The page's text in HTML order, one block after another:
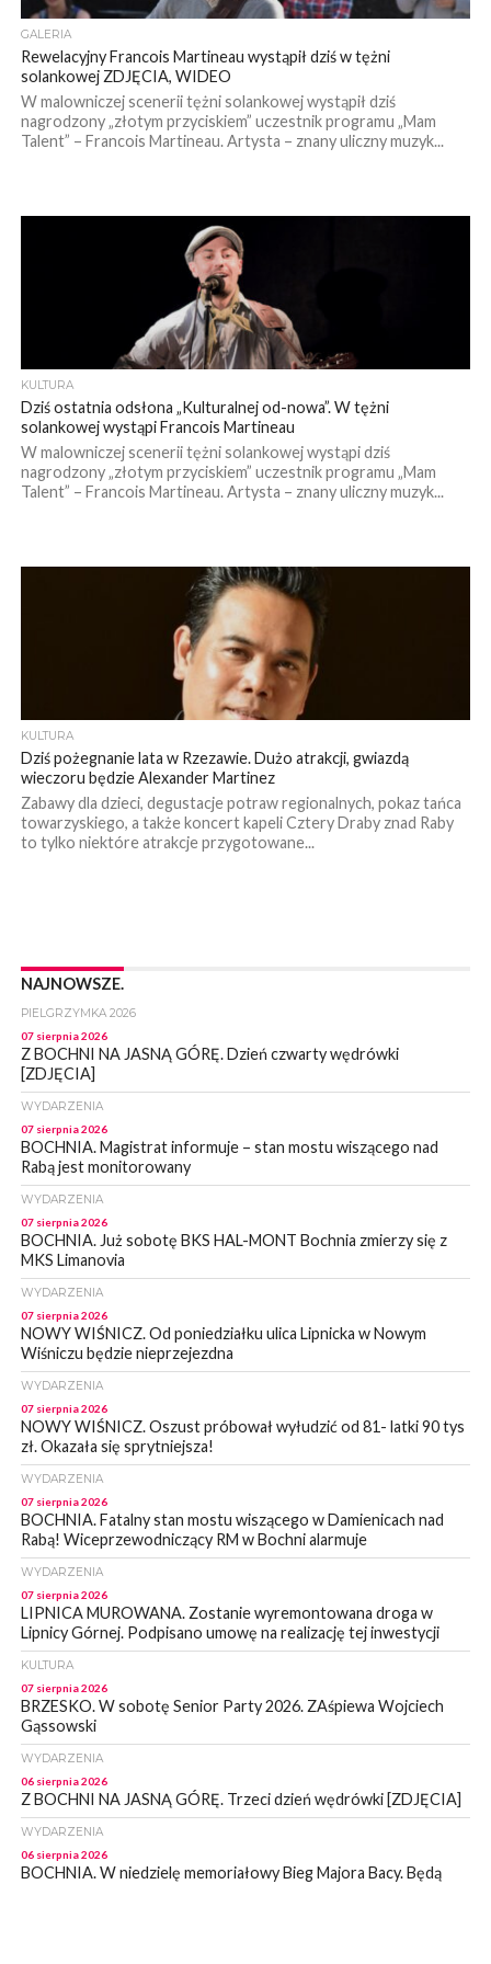
GALERIA
Rewelacyjny Francois Martineau wystąpił dziś w tężni
solankowej ZDJĘCIA, WIDEO
W malowniczej scenerii tężni solankowej wystąpił dziś
nagrodzony „złotym przyciskiem” uczestnik programu „Mam
Talent” – Francois Martineau. Artysta – znany uliczny muzyk...
KULTURA
Dziś ostatnia odsłona „Kulturalnej od-nowa”. W tężni
solankowej wystąpi Francois Martineau
W malowniczej scenerii tężni solankowej wystąpi dziś
nagrodzony „złotym przyciskiem” uczestnik programu „Mam
Talent” – Francois Martineau. Artysta – znany uliczny muzyk...
KULTURA
Dziś pożegnanie lata w Rzezawie. Dużo atrakcji, gwiazdą
wieczoru będzie Alexander Martinez
Zabawy dla dzieci, degustacje potraw regionalnych, pokaz tańca
towarzyskiego, a także koncert kapeli Cztery Draby znad Raby
to tylko niektóre atrakcje przygotowane...
NAJNOWSZE.
PIELGRZYMKA 2026
07 sierpnia 2026
Z BOCHNI NA JASNĄ GÓRĘ. Dzień czwarty wędrówki
[ZDJĘCIA]
WYDARZENIA
07 sierpnia 2026
BOCHNIA. Magistrat informuje – stan mostu wiszącego nad
Rabą jest monitorowany
WYDARZENIA
07 sierpnia 2026
BOCHNIA. Już sobotę BKS HAL-MONT Bochnia zmierzy się z
MKS Limanovia
WYDARZENIA
07 sierpnia 2026
NOWY WIŚNICZ. Od poniedziałku ulica Lipnicka w Nowym
Wiśniczu będzie nieprzejezdna
WYDARZENIA
07 sierpnia 2026
NOWY WIŚNICZ. Oszust próbował wyłudzić od 81- latki 90 tys
zł. Okazała się sprytniejsza!
WYDARZENIA
07 sierpnia 2026
BOCHNIA. Fatalny stan mostu wiszącego w Damienicach nad
Rabą! Wiceprzewodniczący RM w Bochni alarmuje
WYDARZENIA
07 sierpnia 2026
LIPNICA MUROWANA. Zostanie wyremontowana droga w
Lipnicy Górnej. Podpisano umowę na realizację tej inwestycji
KULTURA
07 sierpnia 2026
BRZESKO. W sobotę Senior Party 2026. ZAśpiewa Wojciech
Gąssowski
WYDARZENIA
06 sierpnia 2026
Z BOCHNI NA JASNĄ GÓRĘ. Trzeci dzień wędrówki [ZDJĘCIA]
WYDARZENIA
06 sierpnia 2026
BOCHNIA. W niedzielę memoriałowy Bieg Majora Bacy. Będą